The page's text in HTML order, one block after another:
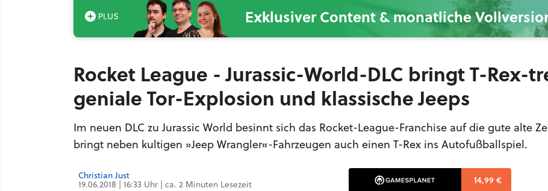
Exklusiver Content & monatliche
Rocket League - Jurassic-World-DLC bringt T-Rex-
geniale Tor-Explosion und klassische Jeeps
Im neuen DLC zu Jurassic World besinnt sich das Rocket-League-Franchise auf die gute alte
bringt neben kultigen »Jeep Wrangler«-Fahrzeugen auch einen T-Rex ins Autofußballspiel.
Christian Just
19.06.2018 | 16:33 Uhr | ca. 2 Minuten Lesezeit 14,99 €